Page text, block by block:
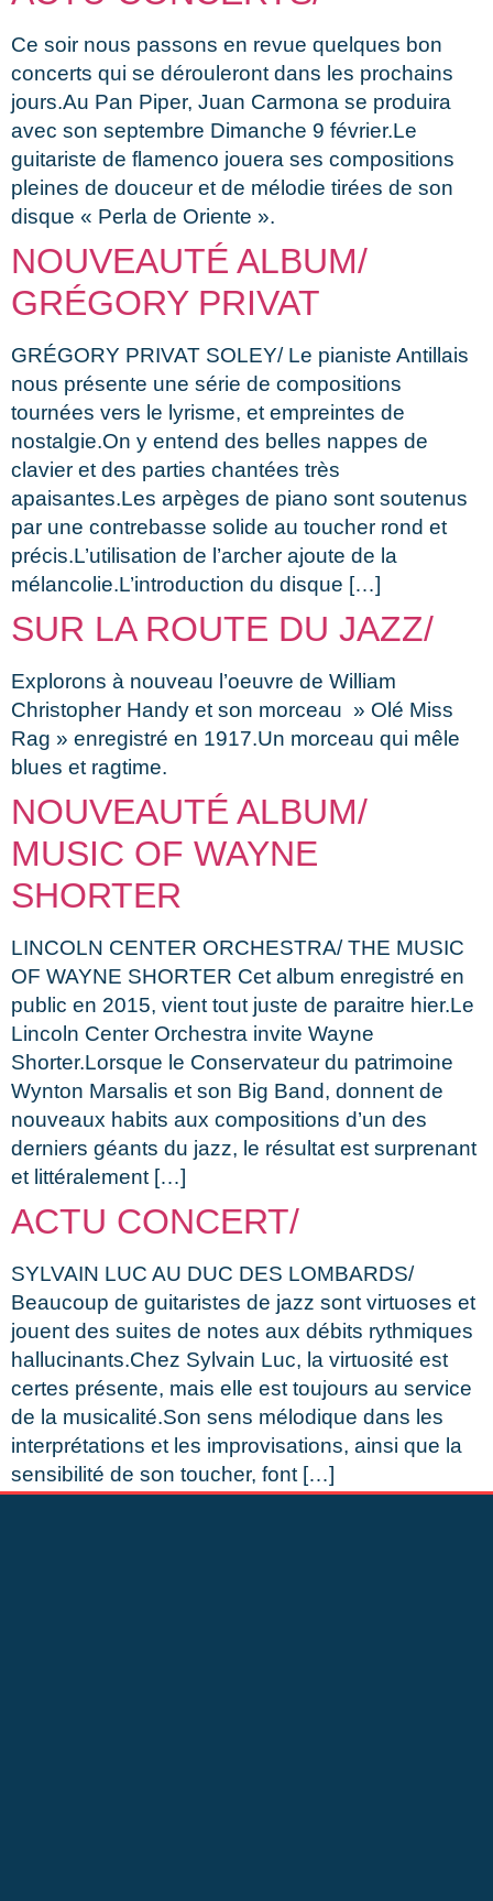
Ce soir nous passons en revue quelques bon
concerts qui se dérouleront dans les prochains
jours.Au Pan Piper, Juan Carmona se produira
avec son septembre Dimanche 9 février.Le
guitariste de flamenco jouera ses compositions
pleines de douceur et de mélodie tirées de son
disque « Perla de Oriente ».
NOUVEAUTÉ ALBUM/
GRÉGORY PRIVAT
GRÉGORY PRIVAT SOLEY/ Le pianiste Antillais
nous présente une série de compositions
tournées vers le lyrisme, et empreintes de
nostalgie.On y entend des belles nappes de
clavier et des parties chantées très
apaisantes.Les arpèges de piano sont soutenus
par une contrebasse solide au toucher rond et
précis.L’utilisation de l’archer ajoute de la
mélancolie.L’introduction du disque […]
SUR LA ROUTE DU JAZZ/
Explorons à nouveau l’oeuvre de William
Christopher Handy et son morceau » Olé Miss
Rag » enregistré en 1917.Un morceau qui mêle
blues et ragtime.
NOUVEAUTÉ ALBUM/
MUSIC OF WAYNE
SHORTER
LINCOLN CENTER ORCHESTRA/ THE MUSIC
OF WAYNE SHORTER Cet album enregistré en
public en 2015, vient tout juste de paraitre hier.Le
Lincoln Center Orchestra invite Wayne
Shorter.Lorsque le Conservateur du patrimoine
Wynton Marsalis et son Big Band, donnent de
nouveaux habits aux compositions d’un des
derniers géants du jazz, le résultat est surprenant
et littéralement […]
ACTU CONCERT/
SYLVAIN LUC AU DUC DES LOMBARDS/
Beaucoup de guitaristes de jazz sont virtuoses et
jouent des suites de notes aux débits rythmiques
hallucinants.Chez Sylvain Luc, la virtuosité est
certes présente, mais elle est toujours au service
de la musicalité.Son sens mélodique dans les
interprétations et les improvisations, ainsi que la
sensibilité de son toucher, font […]